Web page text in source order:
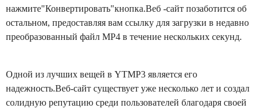
нажмите"Конвертировать"кнопка.Веб -сайт позаботится об
остальном, предоставляя вам ссылку для загрузки в недавно
преобразованный файл MP4 в течение нескольких секунд.
Одной из лучших вещей в YTMP3 является его
надежность.Веб-сайт существует уже несколько лет и создал
солидную репутацию среди пользователей благодаря своей